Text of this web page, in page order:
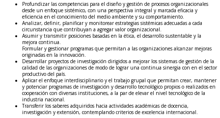
Profundizar las competencias para el diseño y gestión de procesos organizacionales
desde un enfoque sistémico, con una perspectiva integral y marcada eficacia y
eficiencia en el conocimiento del medio ambiente y su comportamiento.
Analizar, definir, planificar y monitorear estrategias sistémicas adecuadas a cada
circunstancia que contribuyan a agregar valor organizacional.
Asumir y transmitir posiciones basadas en la ética, el desarrollo sustentable y la
mejora continua.
Formular y gestionar programas que permitan a las organizaciones alcanzar mejoras
originadas en la innovación.
Desarrollar proyectos de investigación dirigidos a mejorar los sistemas de gestión de la
calidad de las organizaciones de modo de lograr una continua sinergia con en el sector
productivo del país.
Aplicar el enfoque interdisciplinario y el trabajo grupal que permitan crear, mantener
y potenciar programas de investigación y desarrollo tecnológico propios o realizados en
cooperación con diversas instituciones, a la par de elevar el nivel tecnológico de la
industria nacional.
Transferir los saberes adquiridos hacia actividades académicas de docencia,
investigación y extensión, contemplando criterios de excelencia internacional.